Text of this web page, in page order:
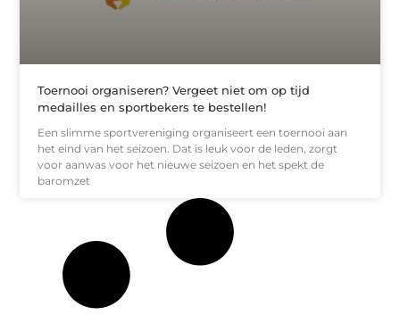
Toernooi organiseren? Vergeet niet om op tijd
medailles en sportbekers te bestellen!
Een slimme sportvereniging organiseert een toernooi aan
het eind van het seizoen. Dat is leuk voor de leden, zorgt
voor aanwas voor het nieuwe seizoen en het spekt de
baromzet